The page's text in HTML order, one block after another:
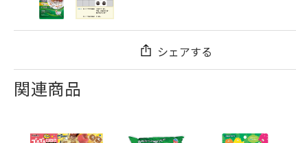
シェアする
関連商品